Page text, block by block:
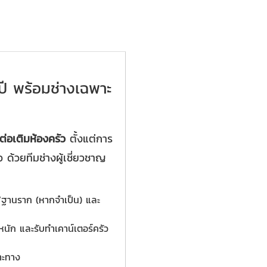
ร้อมช่างเฉพาะ
อเติมห้องครัว ตั้งแต่การ
ด้วยทีมช่างผู้เชี่ยวชาญ
านราก (หากจำเป็น) และ
ก และรับทำเคาน์เตอร์ครัว
ทาง